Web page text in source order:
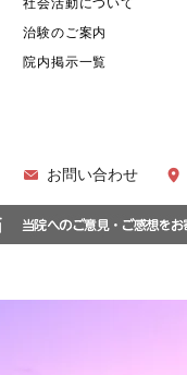
社会活動について
治験のご案内
院内掲示一覧
お問い合わせ